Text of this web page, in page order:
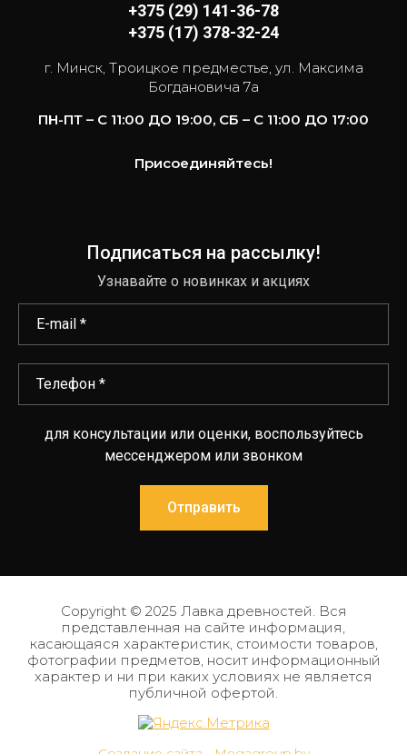
+375 (29) 141-36-78
+375 (17) 378-32-24
г. Минск, Троицкое предместье, ул. Максима
Богдановича 7а
ПН-ПТ – С 11:00 ДО 19:00, СБ – С 11:00 ДО 17:00
Подписаться на рассылку!
Узнавайте о новинках и акциях
для консультации или оценки, воспользуйтесь
мессенджером или звонком
Отправить
Присоединяйтесь!
Copyright © 2025 Лавка древностей. Вся
представленная на сайте информация,
касающаяся характеристик, стоимости товаров,
фотографии предметов, носит информационный
характер и ни при каких условиях не является
публичной офертой.